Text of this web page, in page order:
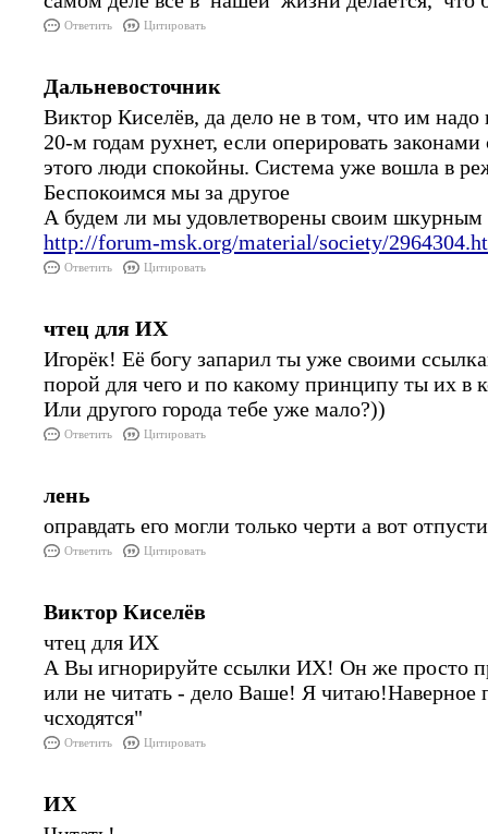
Ответить Цитировать
Дальневосточник
Виктор Киселёв, да дело не в том, что им
20-м годам рухнет, если оперировать
этого люди спокойны. Система уже вошла в
Беспокоимся мы за другое
А будем ли мы удовлетворены своим шкурным
http://forum-msk.org/material/society/
Ответить Цитировать
чтец для ИХ
Игорёк! Её богу запарил ты уже своими
порой для чего и по какому принципу ты их в
Или другого города тебе уже мало?))
Ответить Цитировать
лень
оправдать его могли только черти а вот
Ответить Цитировать
Виктор Киселёв
чтец для ИХ
А Вы игнорируйте ссылки ИХ! Он же просто
или не читать - дело Ваше! Я читаю!Наверное
чсходятся"
Ответить Цитировать
ИХ